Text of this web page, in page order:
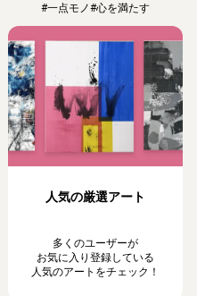
#一点モノ#心を満たす
人気の厳選アート
多くのユーザーが
お気に入り登録している
人気のアートをチェック！